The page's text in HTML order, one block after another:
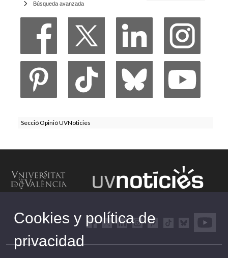
Búsqueda avanzada
Secció Opinió UVNoticies
Cookies y política de
privacidad